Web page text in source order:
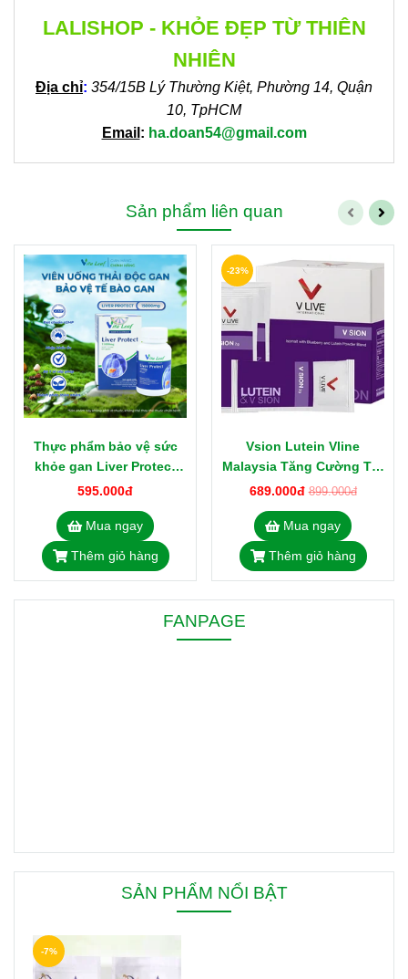
LALISHOP - KHỎE ĐẸP TỪ THIÊN
NHIÊN
Địa chỉ: 354/15B Lý Thường Kiệt, Phường 14, Quận
10, TpHCM
Email : ha.doan54@gmail.com
Sản phẩm liên quan
Thực phẩm bảo vệ sức
khỏe gan Liver Protect
15000mg nhập khẩu Úc
595.000đ
Mua ngay
Thêm giỏ hàng
Vsion Lutein Vline
Malaysia Tăng Cường Thị
Lực, Giảm Mỏi Mắt 28 gói
689.000đ 899.000đ
-23%
Mua ngay
Thêm giỏ hàng
FANPAGE
SẢN PHẨM NỔI BẬT
-7%